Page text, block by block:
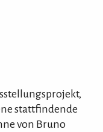
stattfindende
von Bruno